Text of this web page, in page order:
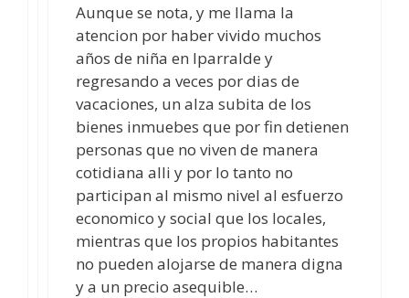
Aunque se nota, y me llama la
atencion por haber vivido muchos
años de niña en Iparralde y
regresando a veces por dias de
vacaciones, un alza subita de los
bienes inmuebes que por fin detienen
personas que no viven de manera
cotidiana alli y por lo tanto no
participan al mismo nivel al esfuerzo
economico y social que los locales,
mientras que los propios habitantes
no pueden alojarse de manera digna
y a un precio asequible…